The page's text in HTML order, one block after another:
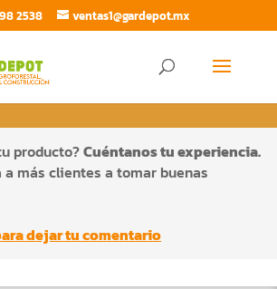
2538 ventas1@gardepot.mx
producto?Cuéntanos tu experiencia.
más clientes a tomar buenas
dejar tu comentario